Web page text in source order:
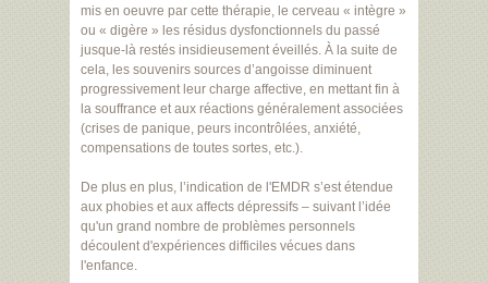
mis en oeuvre par cette thérapie, le cerveau « intègre »
ou « digère » les résidus dysfonctionnels du passé
jusque-là restés insidieusement éveillés. À la suite de
cela, les souvenirs sources d’angoisse diminuent
progressivement leur charge affective, en mettant fin à
la souffrance et aux réactions généralement associées
(crises de panique, peurs incontrôlées, anxiété,
compensations de toutes sortes, etc.).
De plus en plus, l’indication de l'EMDR s’est étendue
aux phobies et aux affects dépressifs – suivant l’idée
qu'un grand nombre de problèmes personnels
découlent d'expériences difficiles vécues dans
l'enfance.